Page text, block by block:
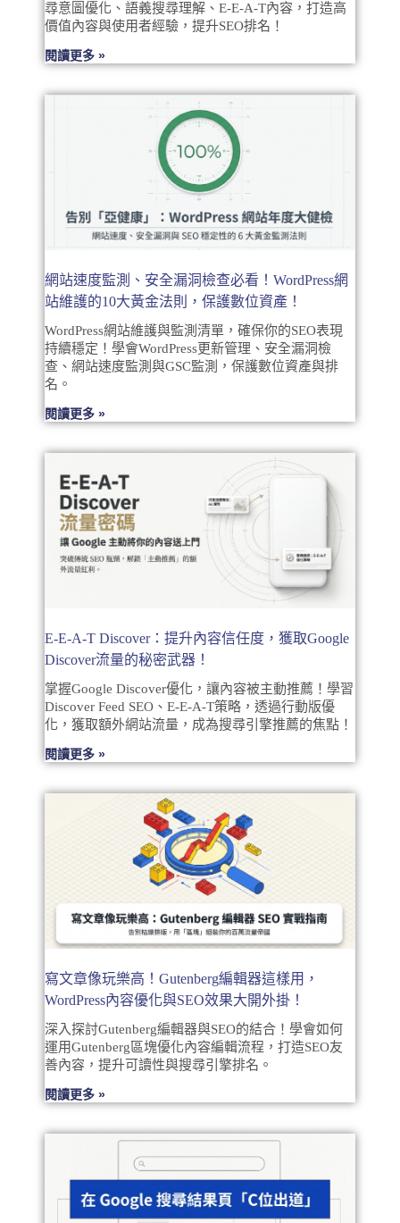
尋意圖優化、語義搜尋理解、E-E-A-T內容，打造高
價值內容與使用者經驗，提升SEO排名！
閱讀更多 »
網站速度監測、安全漏洞檢查必看！WordPress網
站維護的10大黃金法則，保護數位資產！
WordPress網站維護與監測清單，確保你的SEO表現
持續穩定！學會WordPress更新管理、安全漏洞檢
查、網站速度監測與GSC監測，保護數位資產與排
名。
閱讀更多 »
E-E-A-T Discover：提升內容信任度，獲取Google
Discover流量的秘密武器！
掌握Google Discover優化，讓內容被主動推薦！學習
Discover Feed SEO、E-E-A-T策略，透過行動版優
化，獲取額外網站流量，成為搜尋引擎推薦的焦點！
閱讀更多 »
寫文章像玩樂高！Gutenberg編輯器這樣用，
WordPress內容優化與SEO效果大開外掛！
深入探討Gutenberg編輯器與SEO的結合！學會如何
運用Gutenberg區塊優化內容編輯流程，打造SEO友
善內容，提升可讀性與搜尋引擎排名。
閱讀更多 »